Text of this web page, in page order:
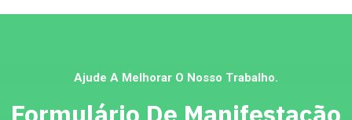
Ajude A Melhorar O Nosso Trabalho.